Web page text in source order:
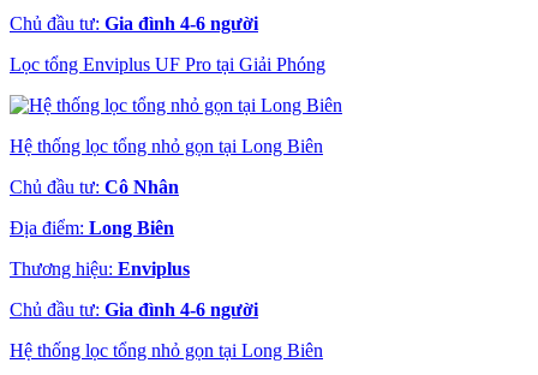
Chủ đầu tư: Gia đình 4-6 người
Lọc tổng Enviplus UF Pro tại Giải Phóng
Hệ thống lọc tổng nhỏ gọn tại Long Biên
Chủ đầu tư: Cô Nhân
Địa điểm: Long Biên
Thương hiệu: Enviplus
Chủ đầu tư: Gia đình 4-6 người
Hệ thống lọc tổng nhỏ gọn tại Long Biên